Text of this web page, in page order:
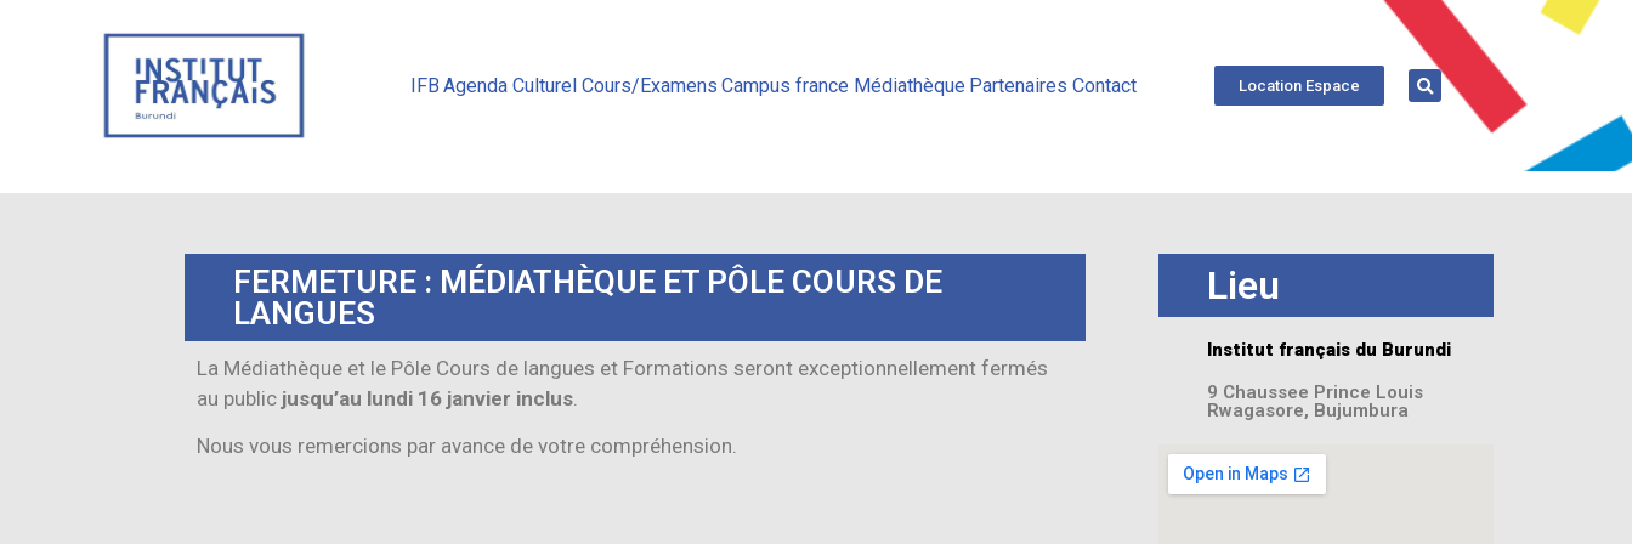
IFB Agenda Culturel Cours/Examens Campus france Médiathèque Partenaires Contact Location Espace
FERMETURE : MÉDIATHÈQUE ET PÔLE COURS DE
LANGUES
La Médiathèque et le Pôle Cours de langues et Formations seront exceptionnellement fermés
au public jusqu’au lundi 16 janvier inclus.
Nous vous remercions par avance de votre compréhension.
Lieu
Institut français du Burundi
9 Chaussee Prince Louis
Rwagasore, Bujumbura